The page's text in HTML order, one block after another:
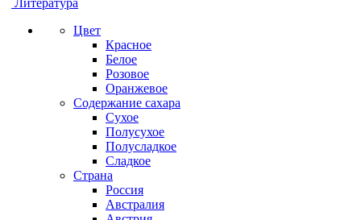
Литература
Цвет
Красное
Белое
Розовое
Оранжевое
Содержание сахара
Сухое
Полусухое
Полусладкое
Сладкое
Страна
Россия
Австралия